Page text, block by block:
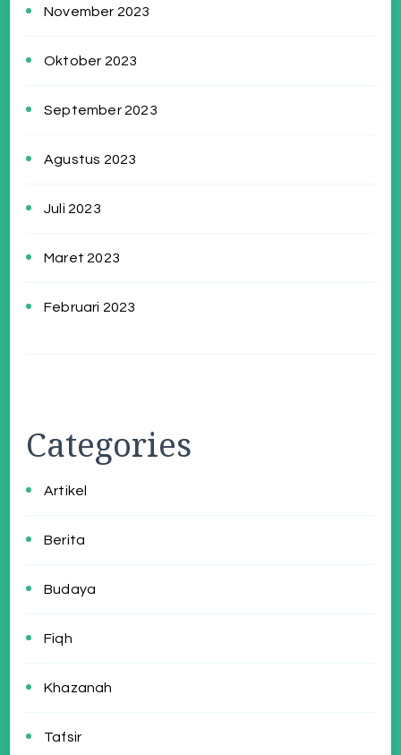
November 2023
Oktober 2023
September 2023
Agustus 2023
Juli 2023
Maret 2023
Februari 2023
Categories
Artikel
Berita
Budaya
Fiqh
Khazanah
Tafsir